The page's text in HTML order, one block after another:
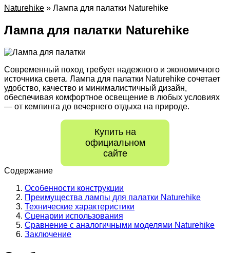
Naturehike » Лампа для палатки Naturehike
Лампа для палатки Naturehike
Современный поход требует надежного и экономичного
источника света. Лампа для палатки Naturehike сочетает
удобство, качество и минималистичный дизайн,
обеспечивая комфортное освещение в любых условиях
— от кемпинга до вечернего отдыха на природе.
Купить на
официальном
сайте
Содержание
Особенности конструкции
Преимущества лампы для палатки Naturehike
Технические характеристики
Сценарии использования
Сравнение с аналогичными моделями Naturehike
Заключение